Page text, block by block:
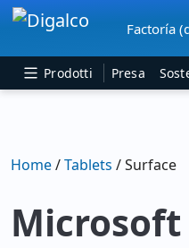
Navigazione
Factoría
Prodotti Presa
Home/Tablets / Surface